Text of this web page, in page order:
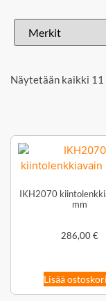
Näytetään kaikki
IKH2070
mm
286,00€
Lisää